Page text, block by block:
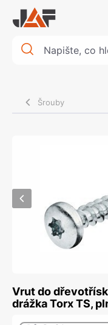
Šrouby
Vrut do
drážka Torx TS,